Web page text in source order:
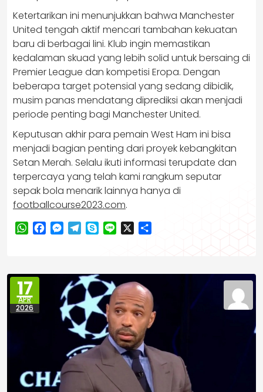
Ketertarikan ini menunjukkan bahwa Manchester
United tengah aktif mencari tambahan kekuatan
baru di berbagai lini. Klub ingin memastikan
kedalaman skuad yang lebih solid untuk bersaing di
Premier League dan kompetisi Eropa. Dengan
beberapa target potensial yang sedang dibidik,
musim panas mendatang diprediksi akan menjadi
periode penting bagi Manchester United.
Keputusan akhir para pemain West Ham ini bisa
menjadi bagian penting dari proyek kebangkitan
Setan Merah. Selalu ikuti informasi terupdate dan
terpercaya yang telah kami rangkum seputar
sepak bola menarik lainnya hanya di
footballcourse2023.com.
WhatsApp
Facebook
Messenger
Telegram
SkypeLine
17
APR
2026